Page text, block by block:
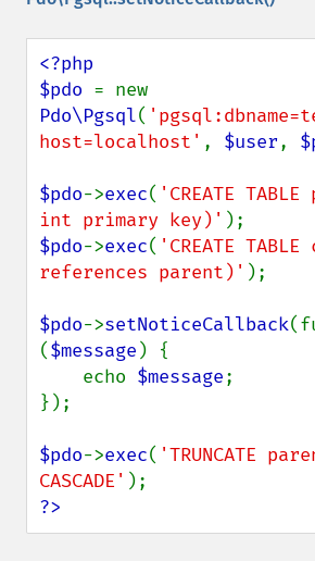
<?php
$pdo
Pdo\Pgsql(
host=localhost' , $user,
$pdo->exec( 'CREATE
int primary key)'
$pdo->exec( 'CREATE
references parent)' );
$pdo->setNoticeCallback
($message ) {
    echo
$message;
});
$pdo->exec( 'TRUNCATE
CASCADE'
?>